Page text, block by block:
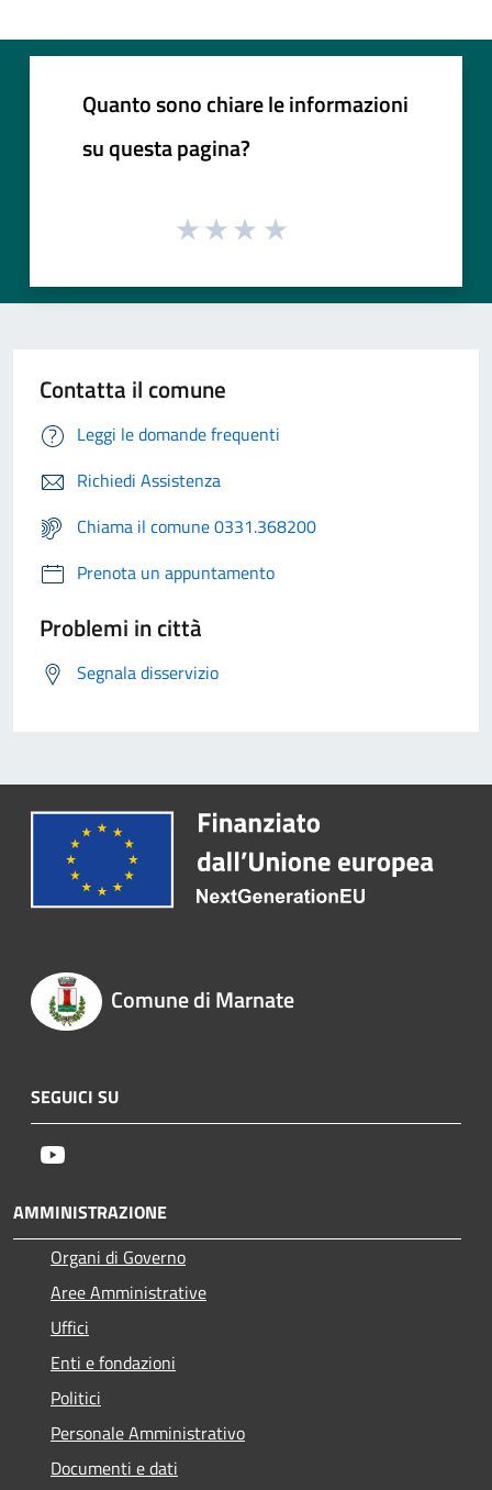
Quanto sono chiare le informazioni
su questa pagina?
Contatta il comune
Leggi le domande frequenti
Richiedi Assistenza
Chiama il comune 0331.368200
Prenota un appuntamento
Problemi in città
Segnala disservizio
Comune di Marnate
SEGUICI SU
AMMINISTRAZIONE
Organi di Governo
Aree Amministrative
Uffici
Enti e fondazioni
Politici
Personale Amministrativo
Documenti e dati